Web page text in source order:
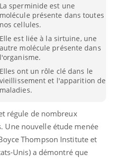
La sperminide est une
molécule présente dans toutes
nos cellules.
Elle est liée à la sirtuine, une
autre molécule présente dans
l'organisme.
Elles ont un rôle clé dans le
vieillissement et l'apparition de
maladies.
régule de nombreux
Une nouvelle étude menée
Thompson Institute et
Unis) a démontré que